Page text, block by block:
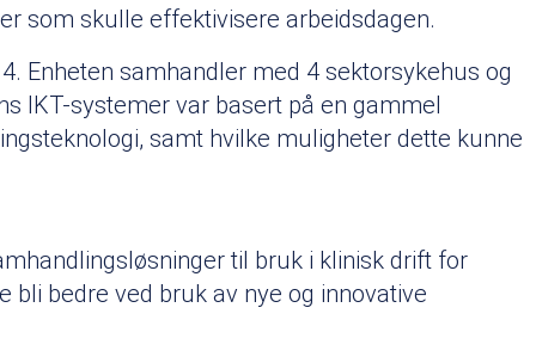
som skulle effektivisere arbeidsdagen.
Enheten samhandler med 4 sektorsykehus og
IKT-systemer var basert på en gammel
samt hvilke muligheter dette kunne
til bruk i klinisk drift for
bli bedre ved bruk av nye og innovative